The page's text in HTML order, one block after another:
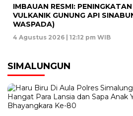
IMBAUAN RESMI:
VULKANIK GUNUNG API
WASPADA)
4 Agustus 2026 | 12:12 pm WIB
SIMALUNGUN